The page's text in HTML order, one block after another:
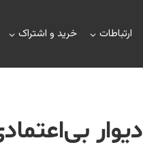
ارتباطات خرید و اشتراک
دیوار